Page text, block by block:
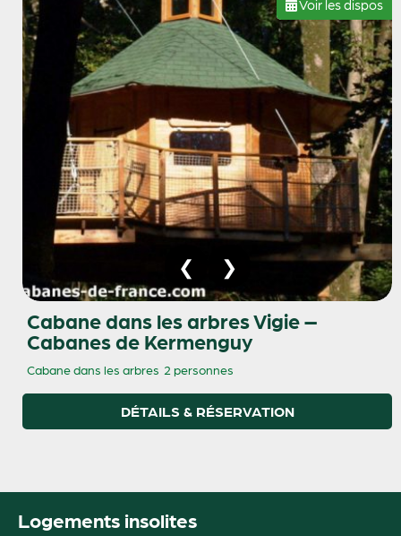
Voir les dispos
Cabane dans les arbres Vigie –
Cabanes de Kermenguy
Cabane dans les arbres 2 personnes
DÉTAILS & RÉSERVATION
Logements insolites